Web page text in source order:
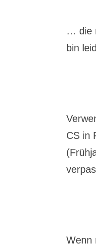
… die
bin
CS in
Wenn